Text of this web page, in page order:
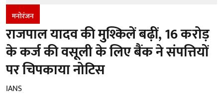
मनोरंजन
राजपाल यादव की मुश्किलें बढ़ीं, 16 करोड़
के कर्ज की वसूली के लिए बैंक ने संपत्तियों
पर चिपकाया नोटिस
IANS